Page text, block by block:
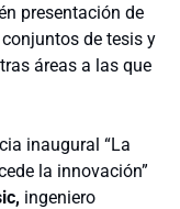
presentación de
de tesis y
áreas a las que
inaugural “La
la innovación”
ingeniero